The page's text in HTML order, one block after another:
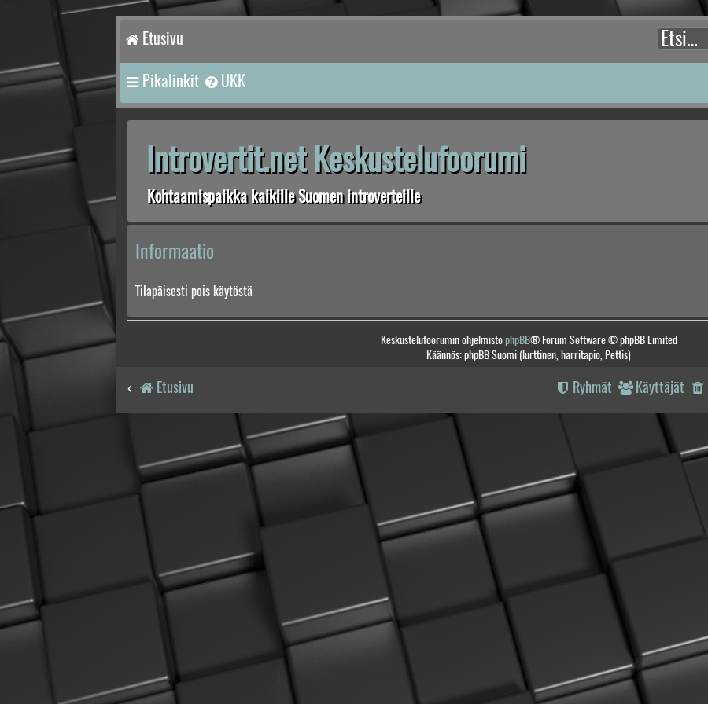
Etusivu
Pikalinkit UKK
Introvertit.net Keskustelufoorumi
Kohtaamispaikka kaikille Suomen introverteille
Informaatio
Tilapäisesti pois käytöstä
Keskustelufoorumin ohjelmistophpBB® Forum Software © phpBB Limited
Käännös: phpBB Suomi (lurttinen, harritapio, Pettis)
Etusivu Käyttäjät
Ryhmät